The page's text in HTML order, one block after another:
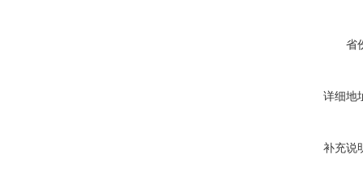
省
详细地
补充说